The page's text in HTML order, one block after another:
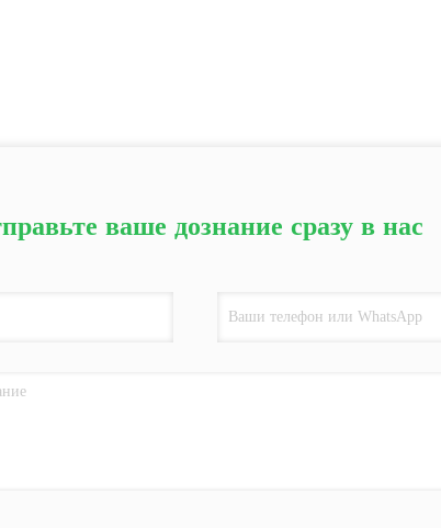
ваше дознание сразу в нас